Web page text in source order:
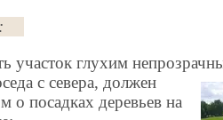
участок глухим
с севера, должен
о посадках деревьев на